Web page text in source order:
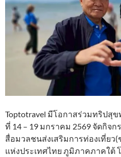
Toptotravel มีโอกาสร่วมทริปสุ
ที่ 14 – 19 มกราคม 2569 จัดกิจ
สื่อมวลชนส่งเสริมการท่องเที่ยว(
แห่งประเทศไทย ภูมิภาคภาคใต้